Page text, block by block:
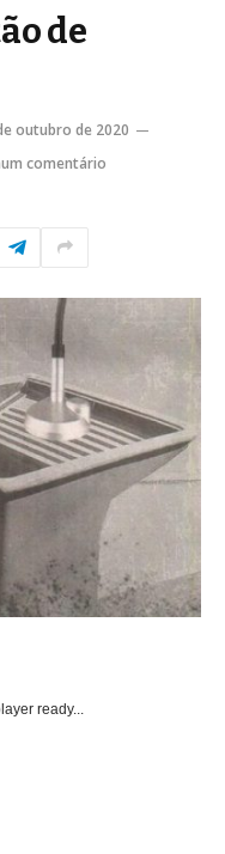
de
outubro de 2020
comentário
ready...